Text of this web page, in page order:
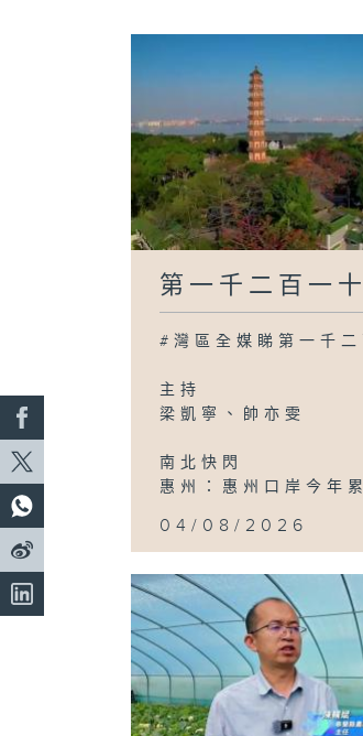
第一千二百一
#灣區全媒睇第一千二
主持
梁凱寧、帥亦雯
南北快閃
惠州：惠州口岸今年
04/08/2026